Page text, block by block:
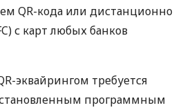
QR-кода или дистанционно
с карт любых банков
эквайрингом требуется
программным